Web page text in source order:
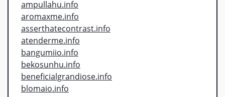
ampullahu.info
aromaxme.info
asserthatecontrast.info
atenderme.info
bangumiio.info
bekosunhu.info
beneficialgrandiose.info
blomaio.info